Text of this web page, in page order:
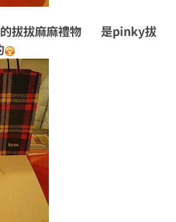
拔拔麻麻禮物 是pinky拔